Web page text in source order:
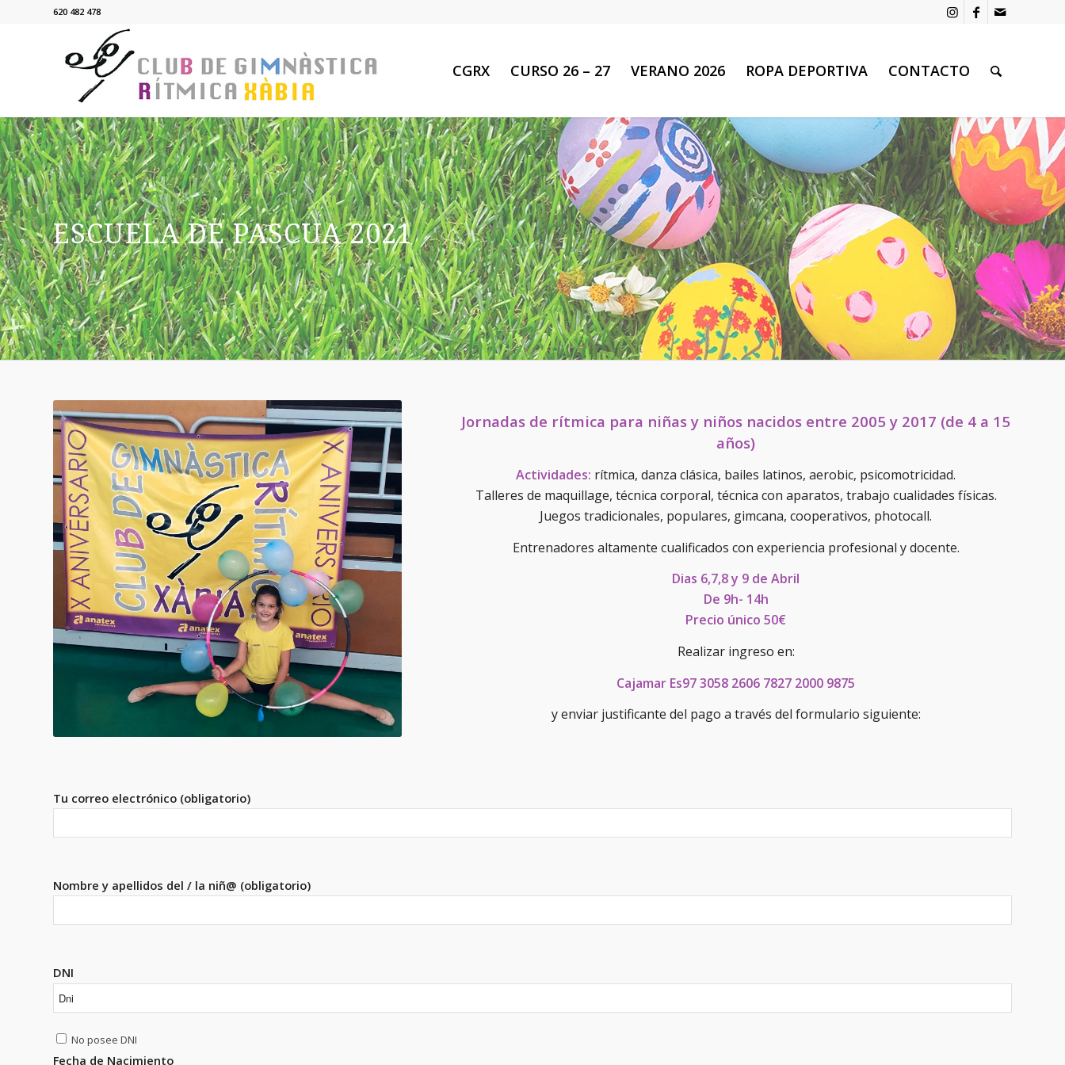
620 482 478
CGRX CURSO 26 – 27 VERANO 2026 ROPA DEPORTIVA CONTACTO
ESCUELA DE PASCUA 2021
Jornadas de rítmica para niñas y niños nacidos entre 2005 y 2017 (de 4 a 15
años)
Actividades: rítmica, danza clásica, bailes latinos, aerobic, psicomotricidad.
Talleres de maquillage, técnica corporal, técnica con aparatos, trabajo cualidades físicas.
Juegos tradicionales, populares, gimcana, cooperativos, photocall.
Entrenadores altamente cualificados con experiencia profesional y docente.
Dias 6,7,8 y 9 de Abril
De 9h- 14h
Precio único 50€
Realizar ingreso en:
Cajamar Es97 3058 2606 7827 2000 9875
y enviar justificante del pago a través del formulario siguiente:
Tu correo electrónico (obligatorio)
Nombre y apellidos del / la niñ@ (obligatorio)
DNI
No posee DNI
Fecha de Nacimiento